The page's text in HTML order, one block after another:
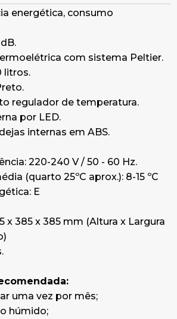
energética, consumo
com sistema Peltier.
litros.
regulador de temperatura.
por LED.
internas em ABS.
220-240 V / 50 - 60 Hz.
(quarto 25ºC aprox.): 8-15 ºC
E
x 385 x 385 mm (Altura x Largura
uma vez por mês;
húmido;